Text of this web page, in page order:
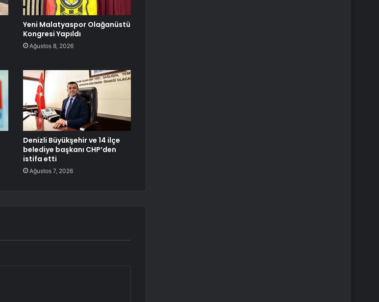
Yeni Malatyaspor Olağanüstü
Kongresi Yapıldı
Ağustos 8, 2026
Denizli Büyükşehir ve 14 ilçe
belediye başkanı CHP’den
istifa etti
Ağustos 7, 2026